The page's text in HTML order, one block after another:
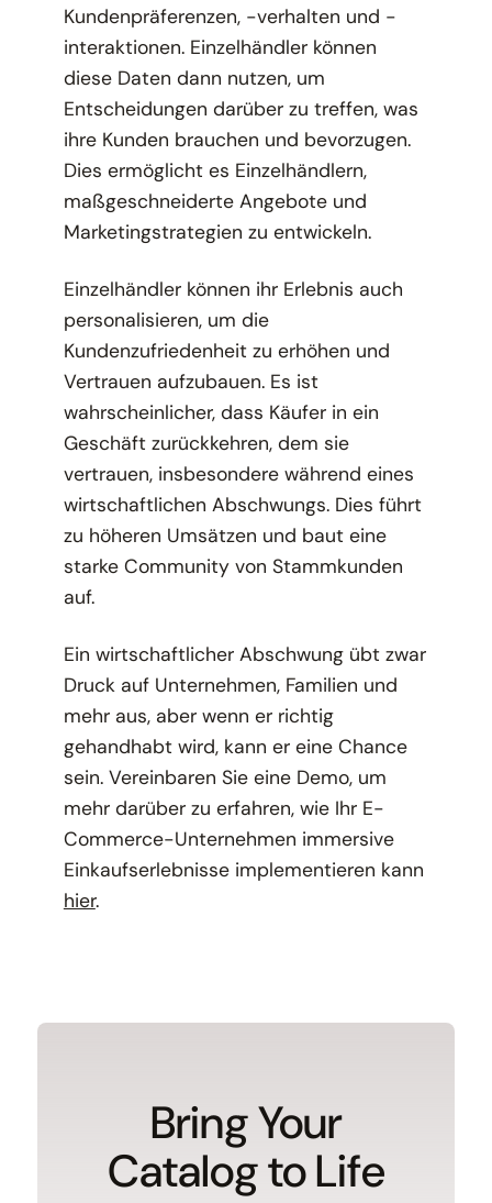
Kundenpräferenzen, -verhalten und -
interaktionen. Einzelhändler können
diese Daten dann nutzen, um
Entscheidungen darüber zu treffen, was
ihre Kunden brauchen und bevorzugen.
Dies ermöglicht es Einzelhändlern,
maßgeschneiderte Angebote und
Marketingstrategien zu entwickeln.
Einzelhändler können ihr Erlebnis auch
personalisieren, um die
Kundenzufriedenheit zu erhöhen und
Vertrauen aufzubauen. Es ist
wahrscheinlicher, dass Käufer in ein
Geschäft zurückkehren, dem sie
vertrauen, insbesondere während eines
wirtschaftlichen Abschwungs. Dies führt
zu höheren Umsätzen und baut eine
starke Community von Stammkunden
auf.
Ein wirtschaftlicher Abschwung übt zwar
Druck auf Unternehmen, Familien und
mehr aus, aber wenn er richtig
gehandhabt wird, kann er eine Chance
sein. Vereinbaren Sie eine Demo, um
mehr darüber zu erfahren, wie Ihr E-
Commerce-Unternehmen immersive
Einkaufserlebnisse implementieren kann
hier.
Bring Your
Catalog to Life